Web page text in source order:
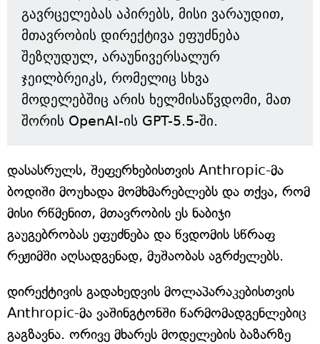
გავრცელებას აპირებს, მისი ვარაუდით,
მთავრობის დირექტივა ეფუძნება
შეზღუდულ, არაუნივერსალურ
ჯეილბრეიკს, რომელიც სხვა
მოდელებშიც არის ხელმისაწვდომი, მათ
შორის OpenAI-ის GPT-5.5-ში.
დასასრულს, შეფერხებისთვის Anthropic-მა
ბოდიში მოუხადა მომხმარებლებს და თქვა, რომ
მისი რწმენით, მთავრობის ეს ნაბიჯი
გაუგებრობას ეფუძნება და წვდომის სწრაფ
რეჟიმში აღსადგენად, მუშაობას აგრძელებს.
დირექტივის გადახედვის მოლაპარაკებისთვის
Anthropic-მა ვაშინგტონში წარმომადგენლებიც
გაგზავნა. ორივე მხარეს მოდელების ბაზარზე